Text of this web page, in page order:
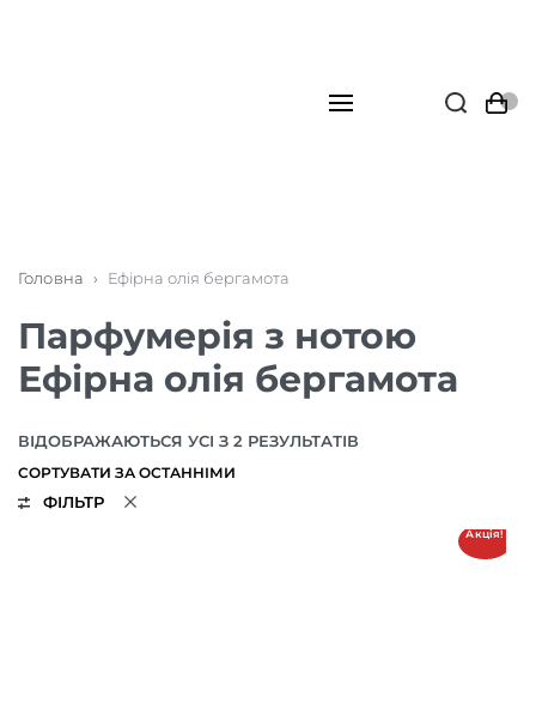
Головна › Ефірна олія бергамота
Парфумерія з нотою
Ефірна олія бергамота
ВІДОБРАЖАЮТЬСЯ УСІ З 2 РЕЗУЛЬТАТІВ
ФІЛЬТР
Акція!